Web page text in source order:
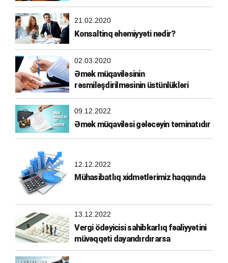
21.02.2020
Konsaltinq əhəmiyyəti nədir?
02.03.2020
Əmək müqaviləsinin
rəsmiləşdirilməsinin üstünlükləri
09.12.2022
Əmək müqaviləsi gələcəyin təminatıdır
12.12.2022
Mühasibatlıq xidmətlərimiz haqqında
13.12.2022
Vergi ödəyicisi sahibkarlıq fəaliyyətini
müvəqqəti dayandırdırarsa